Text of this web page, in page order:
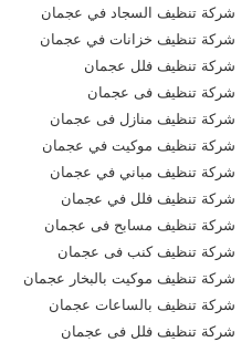
شركة تنظيف السجاد في عجمان
شركة تنظيف خزانات في عجمان
شركة تنظيف فلل عجمان
شركة تنظيف فى عجمان
شركة تنظيف منازل فى عجمان
شركة تنظيف موكيت في عجمان
شركة تنظيف مباني في عجمان
شركة تنظيف فلل في عجمان
شركة تنظيف مسابح فى عجمان
شركة تنظيف كنب فى عجمان
شركة تنظيف موكيت بالبخار عجمان
شركة تنظيف بالساعات عجمان
شركة تنظيف فلل فى عجمان